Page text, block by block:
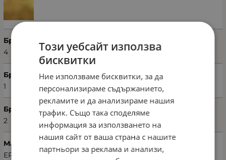
Брой части
4
Брой пликове
1
Брой калъфки
2
Марка
EPONJ HOME
Този уебсайт използва
бисквитки
Ние използваме бисквитки, за да
персонализираме съдържанието,
рекламите и да анализираме нашия
трафик. Също така споделяме
информация за използването на
нашия сайт от ваша страна с нашите
партньори за реклама и анализи,